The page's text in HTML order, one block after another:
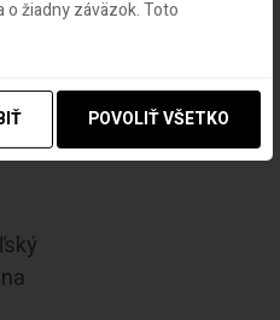
si
žiadny záväzok. Toto
POVOLIŤ VŠETKO